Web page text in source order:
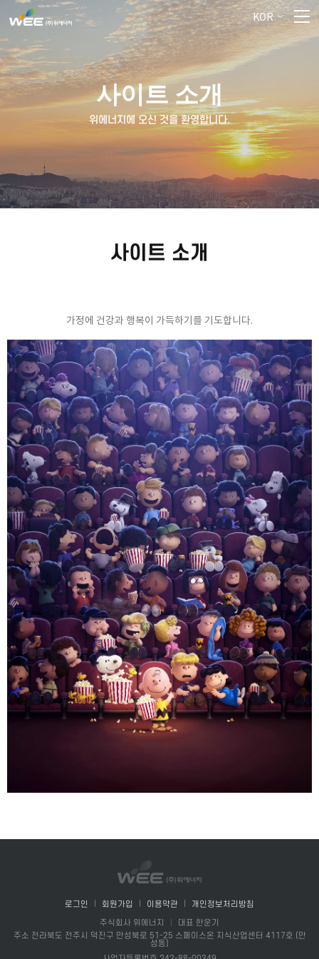
KOR
사이트 소개
위에너지에 오신 것을 환영합니다.
사이트 소개
가정에 건강과 행복이 가득하기를 기도합니다.
로그인 회원가입 이용약관
개인정보처리방침
주식회사 위에너지
대표 한운기
주소 전라북도 전주시 덕진구 만성북로 51-25 스페이스온 지식산업센터 4117호 (만
성동)